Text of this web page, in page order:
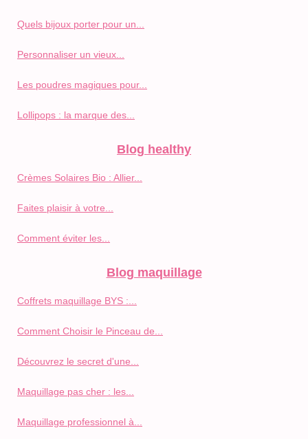
Quels bijoux porter pour un...
Personnaliser un vieux...
Les poudres magiques pour...
Lollipops : la marque des...
Blog healthy
Crèmes Solaires Bio : Allier...
Faites plaisir à votre...
Comment éviter les...
Blog maquillage
Coffrets maquillage BYS :...
Comment Choisir le Pinceau de...
Découvrez le secret d'une...
Maquillage pas cher : les...
Maquillage professionnel à...